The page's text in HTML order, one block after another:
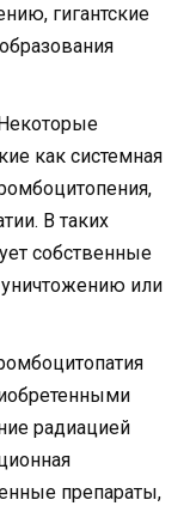
гигантские
как системная
В таких
собственные
или
радиацией
препараты,